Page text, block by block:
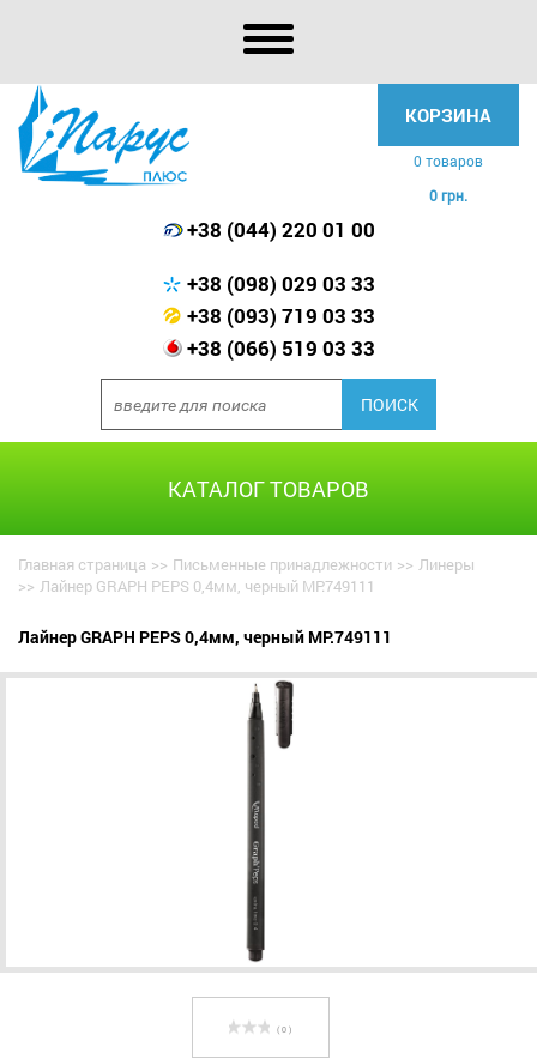
КОРЗИНА
0 товаров
0 грн.
+38 (044) 220 01 00
+38 (098) 029 03 33
+38 (093) 719 03 33
+38 (066) 519 03 33
КАТАЛОГ ТОВАРОВ
Главная страница >> Письменные принадлежности >> Линеры
>> Лайнер GRAPH PEPS 0,4мм, черный MP.749111
Лайнер GRAPH PEPS 0,4мм, черный MP.749111
( 0 )